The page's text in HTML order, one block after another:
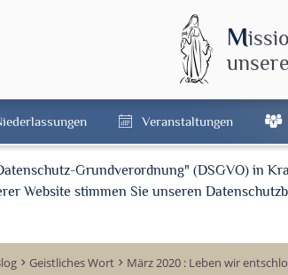
M
Veranstaltungen
Grundverordnung" (DSGVO) in
Website stimmen Sie unseren
keyboard_arrow_right Geistliches Wort keyboard_arrow_right März 2020 : Leben wir